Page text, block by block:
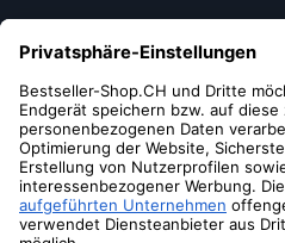
Versandoptionen
Soziale Medien